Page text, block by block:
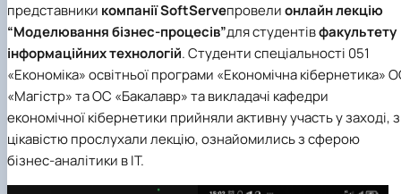
представники компанії SoftServeпровелионлайн лекцію
“Моделювання бізнес-процесів”для студентівфакультету
інформаційних технологій. Студенти спеціальності 051
«Економіка» освітньої програми «Економічна кібернетика»
«Магістр» та ОС «Бакалавр» та викладачі кафедри
економічної кібернетики прийняли активну участь у заході, з
цікавістю прослухали лекцію, ознайомились з сферою
бізнес-аналітики в ІТ.